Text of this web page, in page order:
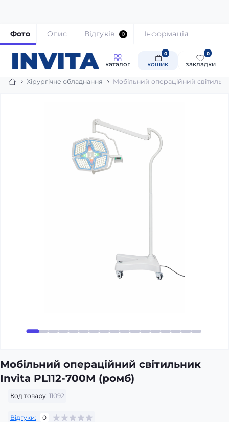
каталог закладки
0
кошик
0
Хірургічне обладнання Мобільний операційний
-15%
в наявності: 10
Мобільний операційний світильник
Invita PL112-700M (ромб)
Код товару: 11092
Відгуки: 0
Фото Опис Відгуків 0 Iнформація